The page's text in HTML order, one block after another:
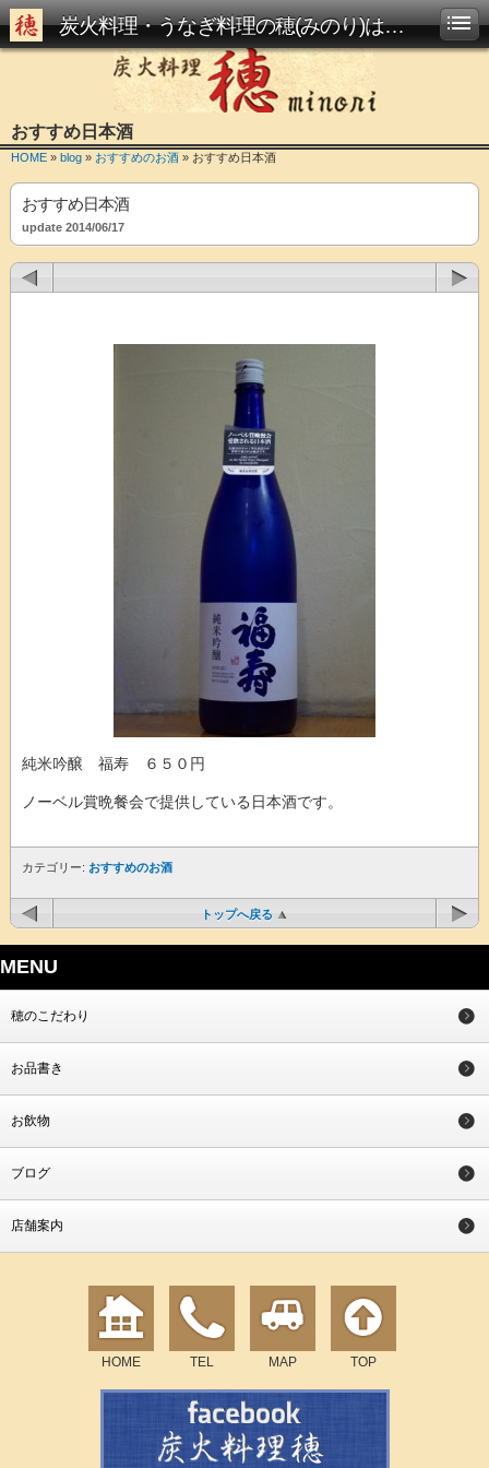
炭火料理・うなぎ料理の穂(みのり)は西大路駅からすぐです
おすすめ日本酒
HOME » blog » おすすめのお酒 » おすすめ日本酒
おすすめ日本酒
update 2014/06/17
純米吟醸 福寿 ６５０円
ノーベル賞晩餐会で提供している日本酒です。
カテゴリー: おすすめのお酒
トップへ戻る
MENU
穂のこだわり
お品書き
お飲物
ブログ
店舗案内
HOME TEL MAP TOP